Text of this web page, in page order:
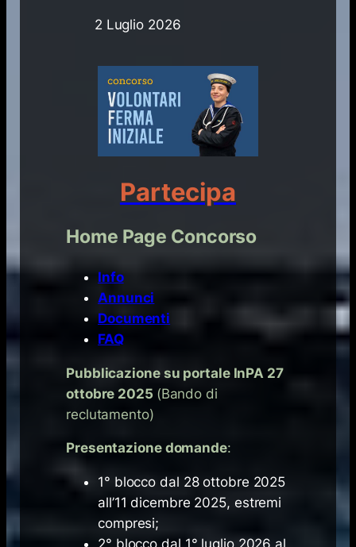
2 Luglio 2026
Partecipa
Home Page Concorso
Info
Annunci
Documenti
FAQ
Pubblicazione su portale InPA 27
ottobre 2025 (Bando di
reclutamento)
Presentazione domande:
1° blocco dal 28 ottobre 2025
all’11 dicembre 2025, estremi
compresi;